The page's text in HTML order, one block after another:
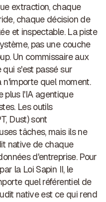
extraction, chaque
chaque décision de
et inspectable. La piste
pas une couche
Un commissaire aux
s'est passé sur
quel moment.
plus l'IA agentique
Les outils
Dust) sont
tâches, mais ils ne
native de chaque
d'entreprise. Pour
la Loi Sapin II, le
quel référentiel de
native est ce qui rend